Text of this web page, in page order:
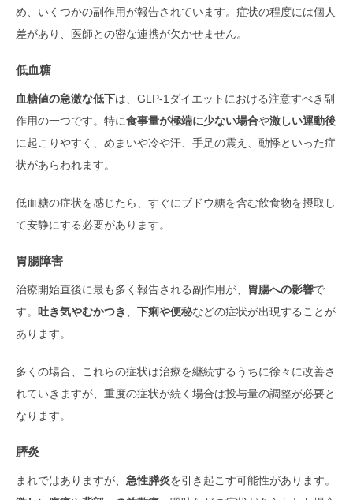
め、いくつかの副作用が報告されています。症状の程度には個人
差があり、医師との密な連携が欠かせません。
低血糖
血糖値の急激な低下は、GLP-1ダイエットにおける注意すべき副
作用の一つです。特に食事量が極端に少ない場合や激しい運動後
に起こりやすく、めまいや冷や汗、手足の震え、動悸といった症
状があらわれます。
低血糖の症状を感じたら、すぐにブドウ糖を含む飲食物を摂取し
て安静にする必要があります。
胃腸障害
治療開始直後に最も多く報告される副作用が、 胃腸への影響で
す。 吐き気やむかつき 下痢や便秘などの症状が出現することが
あります。
多くの場合、これらの症状は治療を継続するうちに徐々に改善さ
れていきますが、重度の症状が続く場合は投与量の調整が必要と
なります。
膵炎
まれではありますが、 急性膵炎を引き起こす可能性があります。